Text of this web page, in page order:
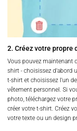
2. Créez votre propre
Vous pouvez maintenant
shirt - choisissez d'abord
t-shirt et choisissez l'un
vêtement personnel. Si
photo, téléchargez votre
créer votre t-shirt. Créez
votre texte ou un design